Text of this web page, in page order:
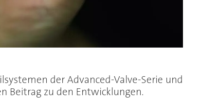
der Advanced-Valve-Serie und
Beitrag zu den Entwicklungen.